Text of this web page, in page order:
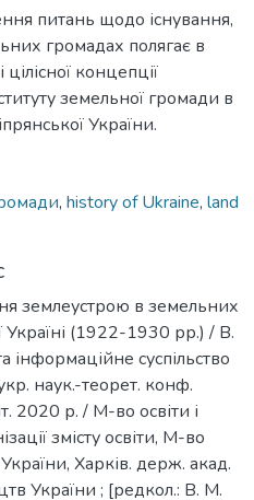
питань щодо існування,
громадах полягає в
концепції
земельної громади в
України.
, history of Ukraine, land
землеустрою в земельних
Україні (1922-1930 рр.) / В.
інформаційне суспільство
наук.-теорет. конф.
2020 р. / М-во освіти і
змісту освіти, М-во
Харків. держ. акад.
України ; [редкол.: В. М.